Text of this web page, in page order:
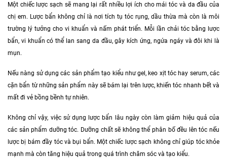
Một chiếc lược sạch sẽ mang lại rất nhiều lợi ích cho mái tóc và da đầu của
chị em. Lược bẩn không chỉ là nơi tích tụ tóc rụng, dầu thừa mà còn là môi
trường lý tưởng cho vi khuẩn và nấm phát triển. Mỗi lần chải tóc bằng lược
bẩn, vi khuẩn có thể lan sang da đầu, gây kích ứng, ngứa ngáy và đôi khi là
mụn.
Nếu nàng sử dụng các sản phẩm tạo kiểu như gel, keo xịt tóc hay serum, các
cặn bẩn từ những sản phẩm này sẽ bám lại trên lược, khiến tóc nhanh bết và
mất đi vẻ bồng bềnh tự nhiên.
Không chỉ vậy, việc sử dụng lược bẩn lâu ngày còn làm giảm hiệu quả của
các sản phẩm dưỡng tóc. Dưỡng chất sẽ không thể phân bố đều lên tóc nếu
lược bị bám đầy tóc và bụi bẩn. Một chiếc lược sạch không chỉ giúp tóc khỏe
mạnh mà còn tăng hiệu quả trong quá trình chăm sóc và tạo kiểu.